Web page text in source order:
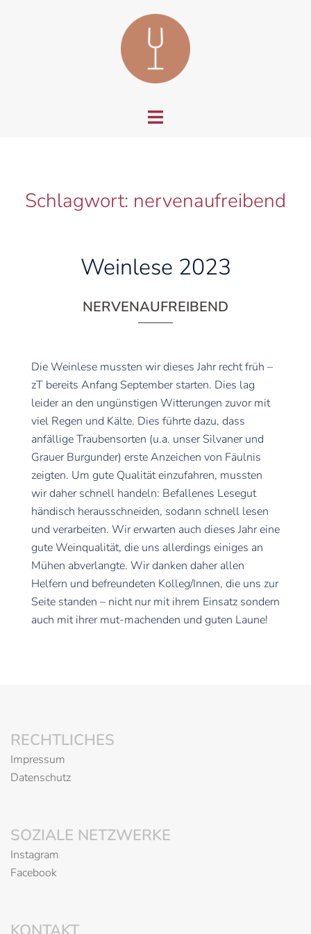
Menü
Schlagwort: nervenaufreibend
Weinlese 2023
NERVENAUFREIBEND
Die Weinlese mussten wir dieses Jahr recht früh –
zT bereits Anfang September starten. Dies lag
leider an den ungünstigen Witterungen zuvor mit
viel Regen und Kälte. Dies führte dazu, dass
anfällige Traubensorten (u.a. unser Silvaner und
Grauer Burgunder) erste Anzeichen von Fäulnis
zeigten. Um gute Qualität einzufahren, mussten
wir daher schnell handeln: Befallenes Lesegut
händisch herausschneiden, sodann schnell lesen
und verarbeiten. Wir erwarten auch dieses Jahr eine
gute Weinqualität, die uns allerdings einiges an
Mühen abverlangte. Wir danken daher allen
Helfern und befreundeten Kolleg/Innen, die uns zur
Seite standen – nicht nur mit ihrem Einsatz sondern
auch mit ihrer mut-machenden und guten Laune!
RECHTLICHES
Impressum
Datenschutz
SOZIALE NETZWERKE
Instagram
Facebook